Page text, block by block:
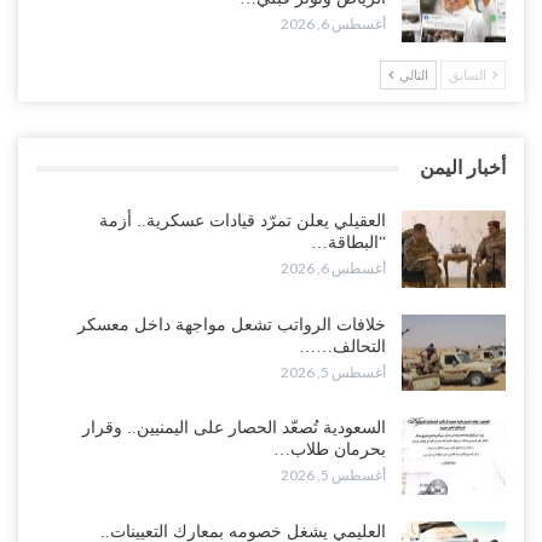
أغسطس 5, 2026
وسط معركة سعودية لإسقاط آخر معاقل الزبيدي.. القبائل تستنفر و”درع
في جبهات مأرب وتعز والضالع..!
أغسطس 5, 2026
تعميد الشهادات يشعل غضباً واسعاً..!
أغسطس 5, 2026
العليمي يشغل خصومه بمعارك التعيينات.. وتحركات موازية للسيطرة على
ملفات المال والنفط..!
“تقرير“| الحظر البحري يعيد رسم خرائط الشحن إلى السعودية.. ناقلات
أغسطس 6, 2026
السابق التالي
أخبار اليمن
العقيلي يعلن تمرّد قيادات عسكرية.. أزمة
“البطاقة…
أغسطس 6, 2026
خلافات الرواتب تشعل مواجهة داخل معسكر
التحالف……
أغسطس 5, 2026
السعودية تُصعّد الحصار على اليمنيين.. وقرار
بحرمان طلاب…
أغسطس 5, 2026
العليمي يشغل خصومه بمعارك التعيينات..